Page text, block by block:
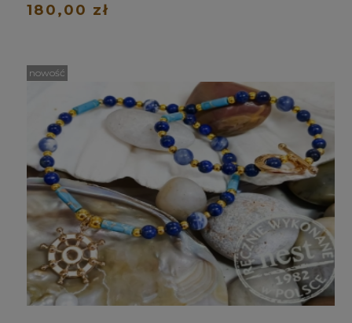
180,00 zł
nowość